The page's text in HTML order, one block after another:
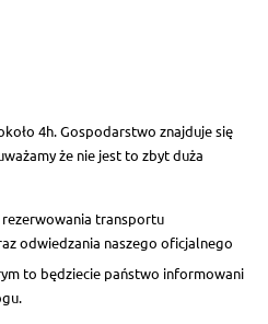
4h. Gospodarstwo znajduje się
że nie jest to zbyt duża
transportu
odwiedzania naszego oficjalnego
to będziecie państwo informowani